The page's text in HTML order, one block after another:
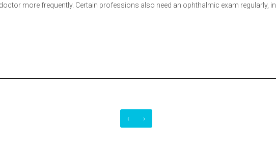
more frequently. Certain professions also need an ophthalmic exam regularly,
‹ ›